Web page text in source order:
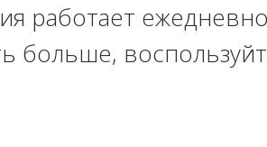
работает
больше,